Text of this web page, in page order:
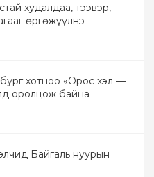
худалдаа, тээвэр,
өргөжүүлнэ
хотноо «Орос хэл —
оролцож байна
Байгаль нуурын